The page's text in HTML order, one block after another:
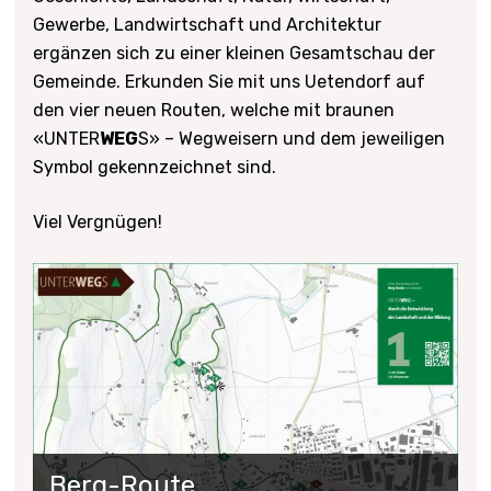
Gewerbe, Landwirtschaft und Architektur
ergänzen sich zu einer kleinen Gesamtschau der
Gemeinde. Erkunden Sie mit uns Uetendorf auf
den vier neuen Routen, welche mit braunen
«UNTERWEGS» – Wegweisern und dem jeweiligen
Symbol gekennzeichnet sind.
Viel Vergnügen!